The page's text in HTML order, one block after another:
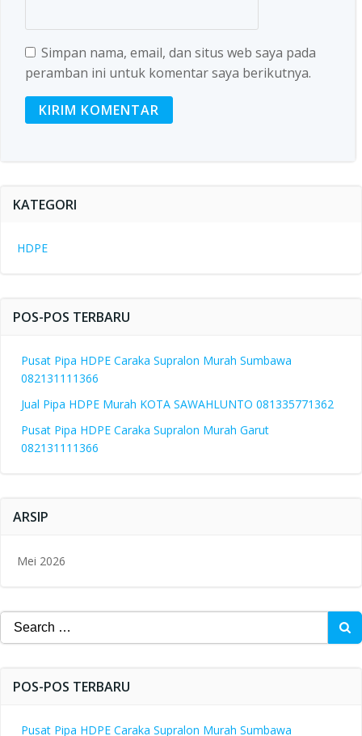
Simpan nama, email, dan situs web saya pada
peramban ini untuk komentar saya berikutnya.
KATEGORI
HDPE
POS-POS TERBARU
Pusat Pipa HDPE Caraka Supralon Murah Sumbawa
082131111366
Jual Pipa HDPE Murah KOTA SAWAHLUNTO 081335771362
Pusat Pipa HDPE Caraka Supralon Murah Garut
082131111366
ARSIP
Mei 2026
Search
for:
POS-POS TERBARU
Pusat Pipa HDPE Caraka Supralon Murah Sumbawa